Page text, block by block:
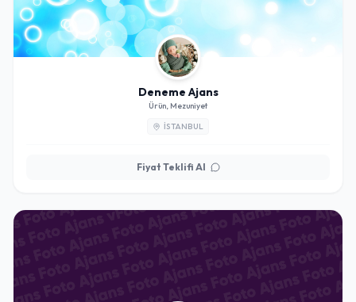
Deneme Ajans
Ürün, Mezuniyet
İSTANBUL
Fiyat Teklifi Al